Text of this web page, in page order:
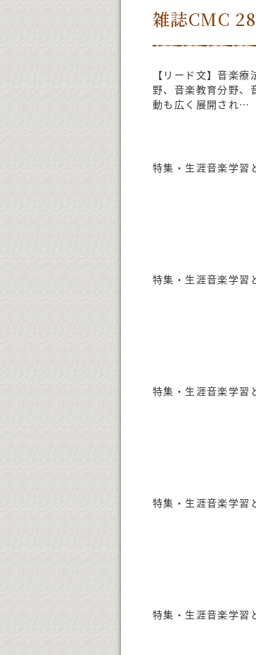
雑誌CMC
【リード文】音楽
野、音楽教育分野、
動も広く展開され…
特集・生涯音楽学
特集・生涯音楽学
特集・生涯音楽学
特集・生涯音楽学
特集・生涯音楽学